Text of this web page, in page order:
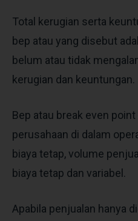
Total kerugian serta
bep atau yang disebut
belum atau tidak
kerugian dan keuntungan.
Bep atau break even
perusahaan di dalam
biaya tetap, volume
biaya tetap dan variabel.
Apabila penjualan hanya